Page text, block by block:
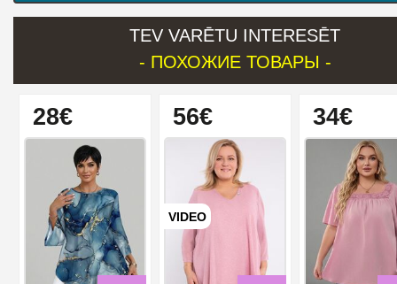
TEV VARĒTU INTERESĒT
- ПОХОЖИЕ ТОВАРЫ -
28€ 56€
VIDEO
34€